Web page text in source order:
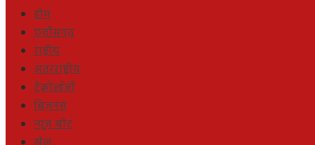
होम
छत्तीसगढ़
राष्ट्रीय
अंतरराष्ट्रीय
टेक्नोलॉजी
बिज़नस
न्यूज़ बीट